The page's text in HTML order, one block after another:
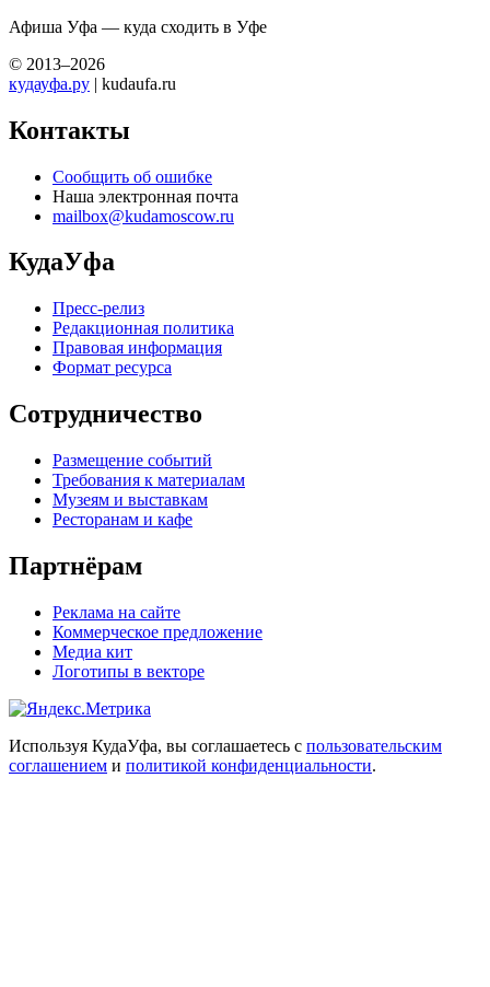
Афиша Уфа — куда сходить в Уфе
© 2013–2026
кудауфа.ру | kudaufa.ru
Контакты
Сообщить об ошибке
Наша электронная почта
mailbox@kudamoscow.ru
КудаУфа
Пресс-релиз
Редакционная политика
Правовая информация
Формат ресурса
Сотрудничество
Размещение событий
Требования к материалам
Музеям и выставкам
Ресторанам и кафе
Партнёрам
Реклама на сайте
Коммерческое предложение
Медиа кит
Логотипы в векторе
Используя КудаУфа, вы соглашаетесь с пользовательским
соглашением и политикой конфиденциальности.